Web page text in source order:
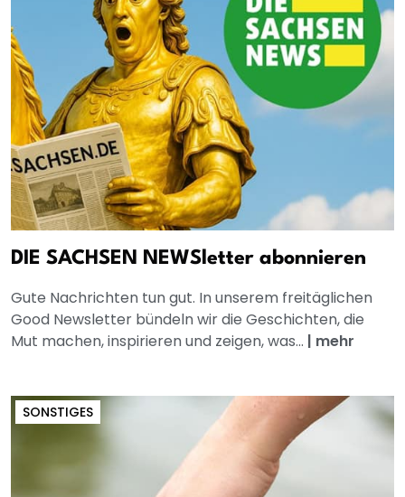
DIE SACHSEN NEWSletter abonnieren
Gute Nachrichten tun gut. In unserem freitäglichen
Good Newsletter bündeln wir die Geschichten, die
Mut machen, inspirieren und zeigen, was... | mehr
SONSTIGES